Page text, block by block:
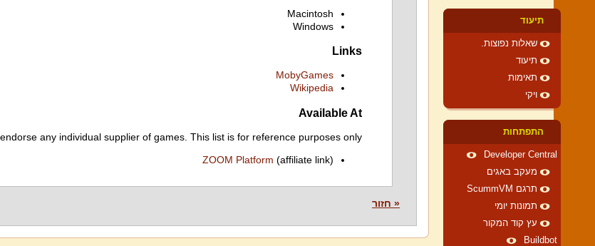
Macintosh
Windows
Links
MobyGames
Wikipedia
Available At
any individual supplier of games. This list is for reference purposes only.
ZOOM Platform (affiliate link)
« חזור
תיעוד
שאלות נפוצות.
תיעוד
תאימות
ויקי
התפתחות
Developer Central
מעקב באגים
תרגם ScummVM
תמונות יומי
עץ קוד המקור
Buildbot